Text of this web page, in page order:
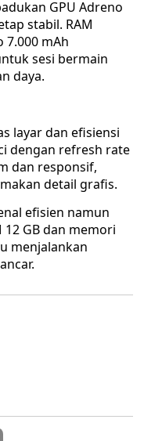
GPU Adreno
stabil. RAM
7.000 mAh
sesi bermain
daya.
layar dan efisiensi
dengan refresh rate
dan responsif,
detail grafis.
efisien namun
GB dan memori
menjalankan